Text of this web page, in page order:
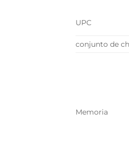
UPC
conjunto de
Memoria